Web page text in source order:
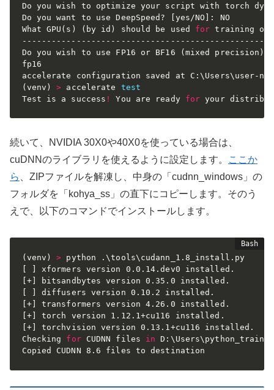
Do you wish to optimize your script with torch
Do you want to use DeepSpeed?
[yes/NO ] : NO
What GPU ( s ) ( by id ) should be used for training on
Do you wish to use FP16 or BF16
(mixed precision )
fp16
(venv ) > accelerate test
Test is a success ! You are ready for your
続いて、NVIDIA 30X0や40X0を使っている場合は、
cuDNNのライブラリを使えるように設定します。
ここか
ら
、ZIPファイルを解凍し、中身の「cudnn_windows」の
フォルダを「kohya_ss」の直下にコピーします。そのう
えで、以下のコマンドでインストールします。
( venv ) >
+]
+]
+]
+]
torchvision version 0.13.1+cu116 installed.
Checking for CUDNN files in
Copied CUDNN 8.6 files to destination